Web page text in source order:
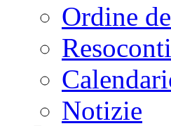
Ordine
Resoconti
Notizie